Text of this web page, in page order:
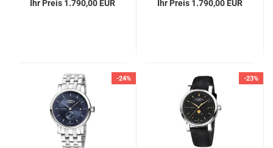
Ihr Preis 1.790,00 EUR Ihr Preis 1.790,00 EUR
-24% -23%